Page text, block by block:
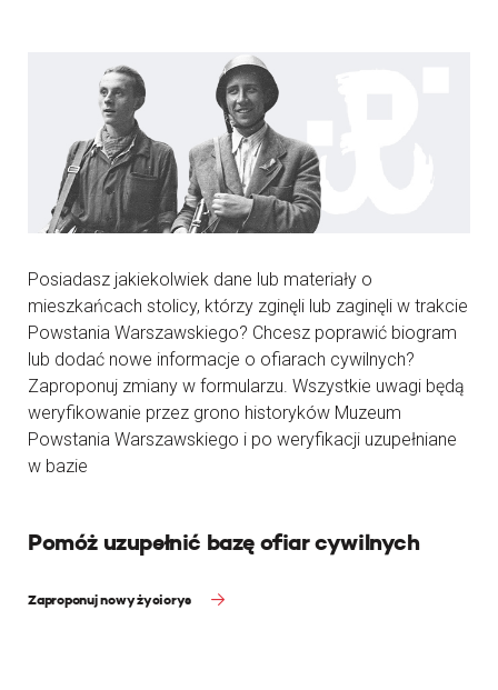
Posiadasz jakiekolwiek dane lub materiały o
mieszkańcach stolicy, którzy zginęli lub zaginęli w trakcie
Powstania Warszawskiego? Chcesz poprawić biogram
lub dodać nowe informacje o ofiarach cywilnych?
Zaproponuj zmiany w formularzu. Wszystkie uwagi będą
weryfikowanie przez grono historyków Muzeum
Powstania Warszawskiego i po weryfikacji uzupełniane
w bazie
Pomóż uzupełnić bazę ofiar cywilnych
Zaproponuj nowy życiorys